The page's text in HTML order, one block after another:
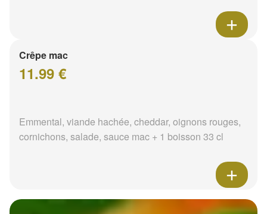
Crêpe mac
11.99 €
Emmental, viande hachée, cheddar, oignons rouges,
cornichons, salade, sauce mac + 1 boisson 33 cl